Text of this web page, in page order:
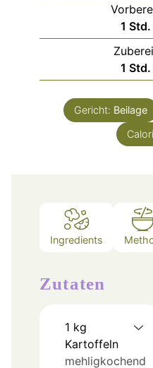
1 Std.
1 Std.
Gericht: Beilage
Ingredients
Zutaten
1 kg
Kartoffeln
mehligkochend